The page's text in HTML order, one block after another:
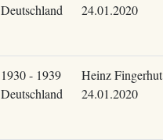
Deutschland
24.01.2020
1930 - 1939
Deutschland
Heinz Fingerhut
24.01.2020